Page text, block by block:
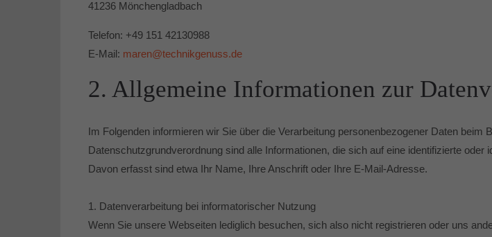
41236 Mönchengladbach
Telefon: +49 151 42130988
E-Mail: maren@technikgenuss.de
2. Allgemeine Informationen zur
Im Folgenden informieren wir Sie über die Verarbeitung personenbezogener Daten
Datenschutzgrundverordnung sind alle Informationen, die sich auf eine identifizierte
Davon erfasst sind etwa Ihr Name, Ihre Anschrift oder Ihre E-Mail-Adresse.
1. Datenverarbeitung bei informatorischer Nutzung
Wenn Sie unsere Webseiten lediglich besuchen, sich also nicht registrieren oder uns